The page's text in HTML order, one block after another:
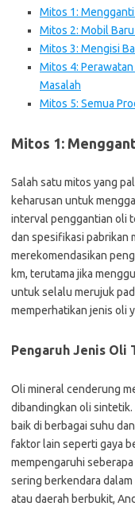
Mitos 1:
Mitos 2: Mobil
Mitos 3: Mengisi
Mitos 4:
Masalah
Mitos 5: Semua
Mitos 1:
Salah satu mitos yang
keharusan untuk
interval penggantian oli
dan spesifikasi pabrikan
merekomendasikan
km, terutama jika
untuk selalu merujuk
memperhatikan jenis oli
Pengaruh Jenis Oli
Oli mineral cenderung
dibandingkan oli
baik di berbagai suhu
faktor lain seperti gaya
mempengaruhi
sering berkendara
atau daerah berbukit,